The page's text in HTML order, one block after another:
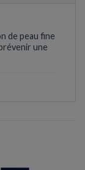
de peau fine
une